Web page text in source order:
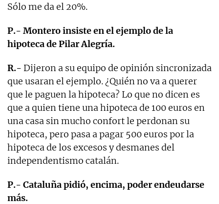
Sólo me da el 20%.
P.- Montero insiste en el ejemplo de la
hipoteca de Pilar Alegría.
R.- Dijeron a su equipo de opinión sincronizada
que usaran el ejemplo. ¿Quién no va a querer
que le paguen la hipoteca? Lo que no dicen es
que a quien tiene una hipoteca de 100 euros en
una casa sin mucho confort le perdonan su
hipoteca, pero pasa a pagar 500 euros por la
hipoteca de los excesos y desmanes del
independentismo catalán.
P.- Cataluña pidió, encima, poder endeudarse
más.